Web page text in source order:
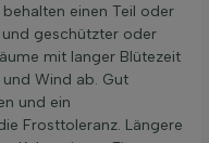
einen Teil oder
geschützter oder
mit langer Blütezeit
Wind ab. Gut
und ein
Frosttoleranz. Längere